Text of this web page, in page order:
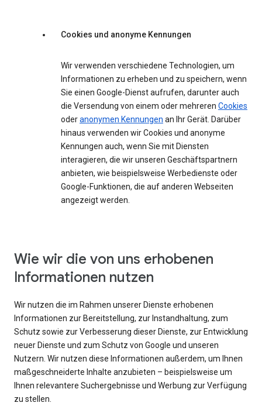
Cookies und anonyme Kennungen
Wir verwenden verschiedene Technologien, um
Informationen zu erheben und zu speichern, wenn
Sie einen Google-Dienst aufrufen, darunter auch
die Versendung von einem oder mehreren Cookies
oderanonymen Kennungen an Ihr Gerät. Darüber
hinaus verwenden wir Cookies und anonyme
Kennungen auch, wenn Sie mit Diensten
interagieren, die wir unseren Geschäftspartnern
anbieten, wie beispielsweise Werbedienste oder
Google-Funktionen, die auf anderen Webseiten
angezeigt werden.
Wie wir die von uns erhobenen
Informationen nutzen
Wir nutzen die im Rahmen unserer Dienste erhobenen
Informationen zur Bereitstellung, zur Instandhaltung, zum
Schutz sowie zur Verbesserung dieser Dienste, zur Entwicklung
neuer Dienste und zum Schutz von Google und unseren
Nutzern. Wir nutzen diese Informationen außerdem, um Ihnen
maßgeschneiderte Inhalte anzubieten – beispielsweise um
Ihnen relevantere Suchergebnisse und Werbung zur Verfügung
zu stellen.